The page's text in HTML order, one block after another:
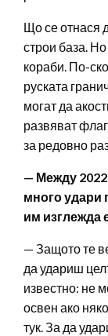
Що се отнася
строи база.
кораби. По-
руската
могат да
развяват
за редовно
— Между 2022
много удари
им изглежда
— Защото те
да удариш
известно: не
освен ако
тук. За да